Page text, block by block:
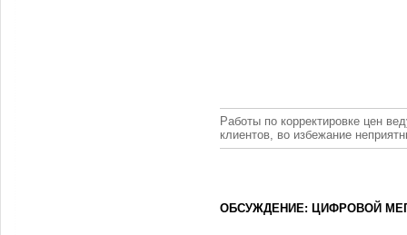
Работы по корректировке цен
клиентов, во избежание
ОБСУЖДЕНИЕ: ЦИФРОВОЙ